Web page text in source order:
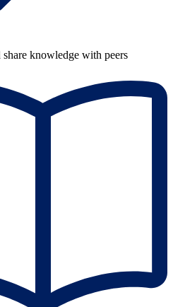
share knowledge with peers